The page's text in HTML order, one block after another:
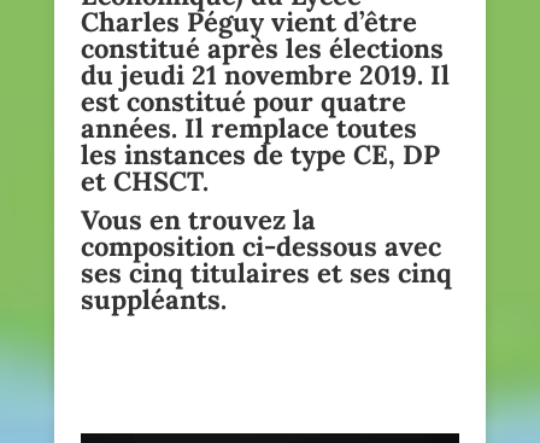
Charles Péguy vient d’être
constitué après les élections
du jeudi 21 novembre 2019. Il
est constitué pour quatre
années. Il remplace toutes
les instances de type CE, DP
et CHSCT.
Vous en trouvez la
composition ci-dessous avec
ses cinq titulaires et ses cinq
suppléants.